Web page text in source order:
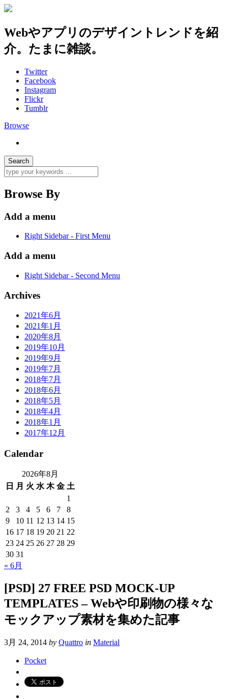
Webやアプリのデザイントレンドを紹
介。たまに雑談。
Twitter
Facebook
Instagram
Flickr
Tumblr
Browse
Browse By
Add a menu
Right Sidebar - First Menu
Add a menu
Right Sidebar - Second Menu
Archives
2021年6月
2021年1月
2020年8月
2019年10月
2019年9月
2019年7月
2018年7月
2018年6月
2018年5月
2018年4月
2018年1月
2017年12月
Calendar
2026年8月
日
月 火 水 木 金 土
1
2
3 4 5 6 7
8
9
10 11 12 13 14 15
16 17 18 19 20 21 22
23 24 25 26 27 28 29
30 31
« 6月
[PSD] 27 FREE PSD MOCK-UP
TEMPLATES – Webや印刷物の様々な
モックアップ素材を集めた記事
3月 24, 2014 by Quattro in Material
Pocket